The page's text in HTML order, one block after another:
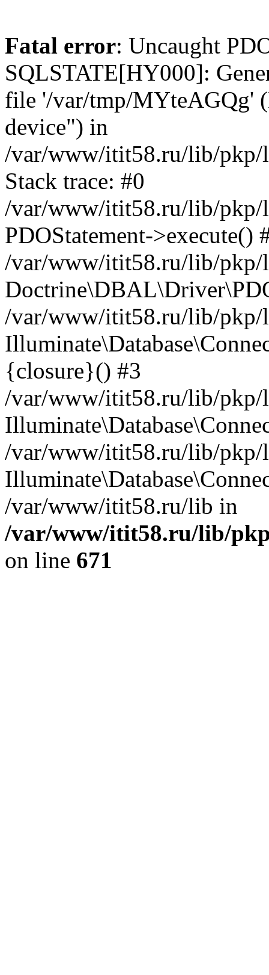
Fatal error: Uncaught
SQLSTATE[HY000]:
file '/var/tmp/MYteAGQg'
device") in
/var/www/itit58.ru/lib/pkp/
Stack trace: #0
/var/www/itit58.ru/lib/pkp/
PDOStatement->execute()
/var/www/itit58.ru/lib/pkp/
/var/www/itit58.ru/lib/pkp/
{closure}() #3
/var/www/itit58.ru/lib/pkp/
/var/www/itit58.ru/lib/pkp/
/var/www/itit58.ru/lib in
/var/www/itit58.ru/lib/
on line 671